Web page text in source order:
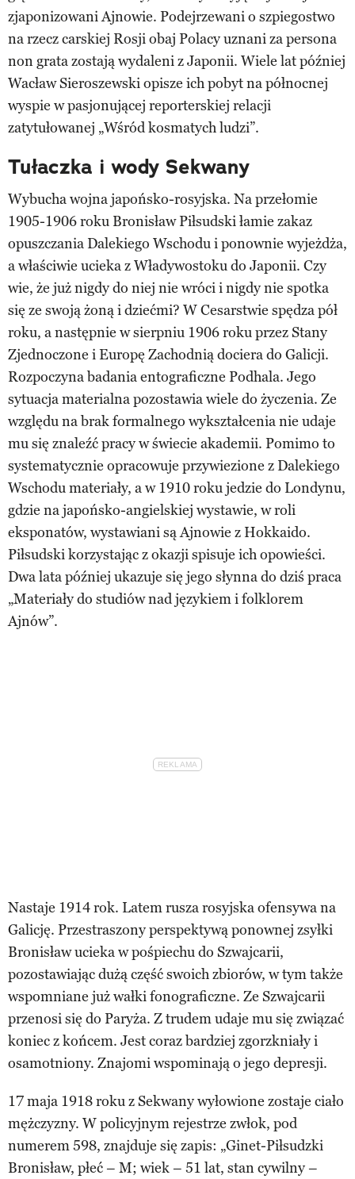
zjaponizowani Ajnowie. Podejrzewani o szpiegostwo
na rzecz carskiej Rosji obaj Polacy uznani za persona
non grata zostają wydaleni z Japonii. Wiele lat później
Wacław Sieroszewski opisze ich pobyt na północnej
wyspie w pasjonującej reporterskiej relacji
zatytułowanej „Wśród kosmatych ludzi”.
Tułaczka i wody Sekwany
Wybucha wojna japońsko-rosyjska. Na przełomie
1905-1906 roku Bronisław Piłsudski łamie zakaz
opuszczania Dalekiego Wschodu i ponownie wyjeżdża,
a właściwie ucieka z Władywostoku do Japonii. Czy
wie, że już nigdy do niej nie wróci i nigdy nie spotka
się ze swoją żoną i dziećmi? W Cesarstwie spędza pół
roku, a następnie w sierpniu 1906 roku przez Stany
Zjednoczone i Europę Zachodnią dociera do Galicji.
Rozpoczyna badania entograficzne Podhala. Jego
sytuacja materialna pozostawia wiele do życzenia. Ze
względu na brak formalnego wykształcenia nie udaje
mu się znaleźć pracy w świecie akademii. Pomimo to
systematycznie opracowuje przywiezione z Dalekiego
Wschodu materiały, a w 1910 roku jedzie do Londynu,
gdzie na japońsko-angielskiej wystawie, w roli
eksponatów, wystawiani są Ajnowie z Hokkaido.
Piłsudski korzystając z okazji spisuje ich opowieści.
Dwa lata później ukazuje się jego słynna do dziś praca
„Materiały do studiów nad językiem i folklorem
Ajnów”.
Nastaje 1914 rok. Latem rusza rosyjska ofensywa na
Galicję. Przestraszony perspektywą ponownej zsyłki
Bronisław ucieka w pośpiechu do Szwajcarii,
pozostawiając dużą część swoich zbiorów, w tym także
wspomniane już wałki fonograficzne. Ze Szwajcarii
przenosi się do Paryża. Z trudem udaje mu się związać
koniec z końcem. Jest coraz bardziej zgorzkniały i
osamotniony. Znajomi wspominają o jego depresji.
17 maja 1918 roku z Sekwany wyłowione zostaje ciało
mężczyzny. W policyjnym rejestrze zwłok, pod
numerem 598, znajduje się zapis: „Ginet-Piłsudzki
Bronisław, płeć – M; wiek – 51 lat, stan cywilny –